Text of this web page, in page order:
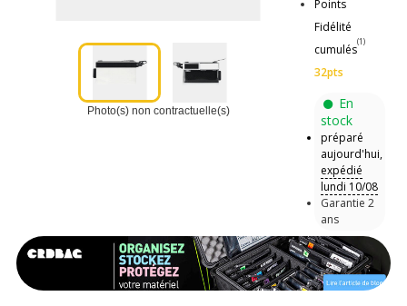
Photo(s) non contractuelle(s)
Points
Fidélité
cumulés
(1)
32pts
En
stock
préparé
aujourd'hui,
expédié
lundi 10/08
Garantie 2
ans